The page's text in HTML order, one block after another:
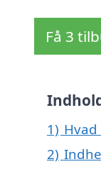
Få 3
1)
2)